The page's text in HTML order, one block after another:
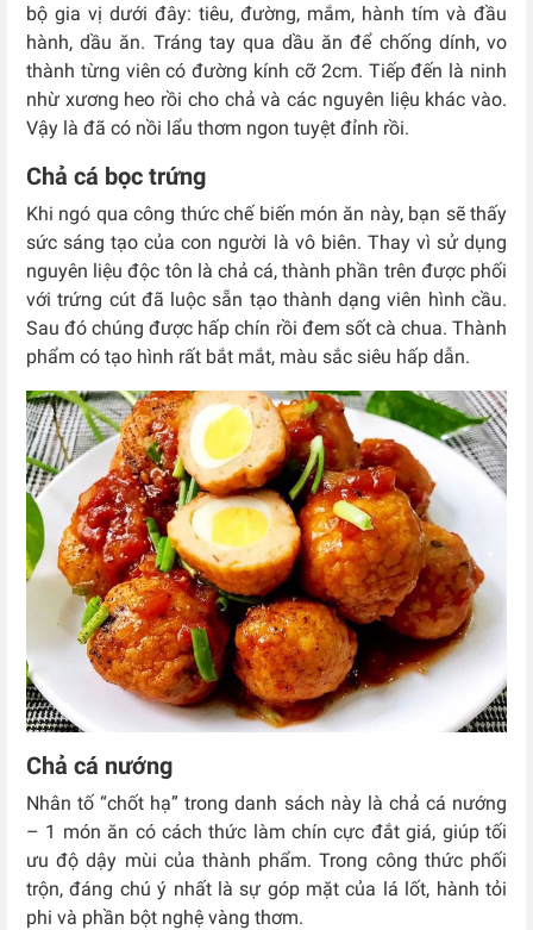
bộ gia vị dưới đây: tiêu, đường, mắm, hành tím và đầu
hành, dầu ăn. Tráng tay qua dầu ăn để chống dính, vo
thành từng viên có đường kính cỡ 2cm. Tiếp đến là ninh
nhừ xương heo rồi cho chả và các nguyên liệu khác vào.
Vậy là đã có nồi lẩu thơm ngon tuyệt đỉnh rồi.
Chả cá bọc trứng
Khi ngó qua công thức chế biến món ăn này, bạn sẽ thấy
sức sáng tạo của con người là vô biên. Thay vì sử dụng
nguyên liệu độc tôn là chả cá, thành phần trên được phối
với trứng cút đã luộc sẵn tạo thành dạng viên hình cầu.
Sau đó chúng được hấp chín rồi đem sốt cà chua. Thành
phẩm có tạo hình rất bắt mắt, màu sắc siêu hấp dẫn.
Chả cá nướng
Nhân tố “chốt hạ” trong danh sách này là chả cá nướng
– 1 món ăn có cách thức làm chín cực đắt giá, giúp tối
ưu độ dậy mùi của thành phẩm. Trong công thức phối
trộn, đáng chú ý nhất là sự góp mặt của lá lốt, hành tỏi
phi và phần bột nghệ vàng thơm.